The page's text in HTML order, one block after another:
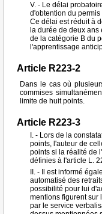
V. - Le délai
d'obtention du
Ce délai est réduit à
la durée de deux
de la catégorie B du
l'apprentissage
Article R223-2
Dans le cas où
commises
limite de huit points.
Article R223-3
I. - Lors de la
points, l'auteur de
points si la réalité de
définies à l'article L.
II. - Il est informé
automatisé des
possibilité pour lui
mentions figurent sur
par le service